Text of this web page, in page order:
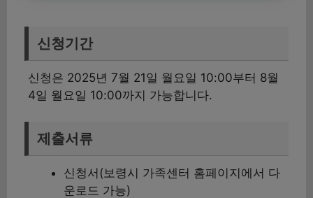
신청기간
신청은 2025년 7월 21일 월요일 10:00부터 8월
4일 월요일 10:00까지 가능합니다.
제출서류
신청서(보령시 가족센터 홈페이지에서 다
운로드 가능)